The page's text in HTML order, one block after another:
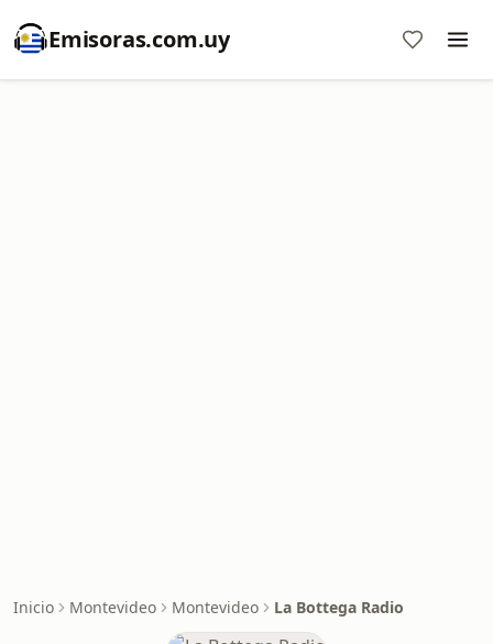
Emisoras.com.uy
Inicio Montevideo Montevideo La Bottega Radio